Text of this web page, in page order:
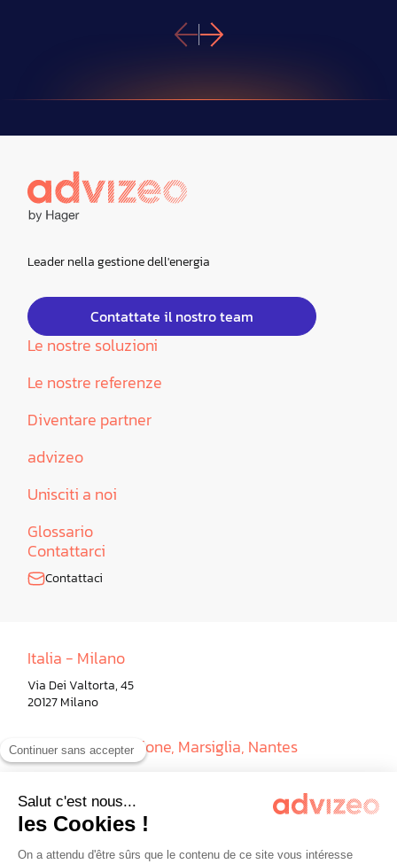
Leader nella gestione dell'energia
Contattate il nostro team
Le nostre soluzioni
Le nostre referenze
Diventare partner
advizeo
Unisciti a noi
Glossario
Contattarci
Contattaci
Italia - Milano
Via Dei Valtorta, 45
20127 Milano
Francia - Paris, Lione, Marsiglia, Nantes
Germania - Berlino